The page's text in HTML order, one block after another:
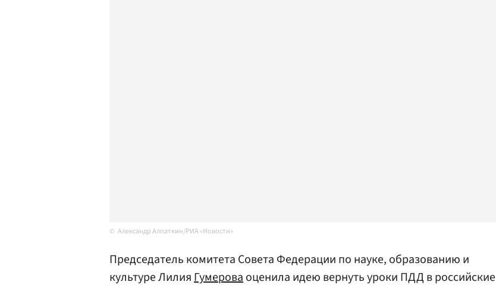
Александр Алпаткин/РИА «Новости»
Председатель комитета Совета Федерации по науке, образованию и
культуре ЛилияГумероваоценила идею вернуть уроки ПДД в российские